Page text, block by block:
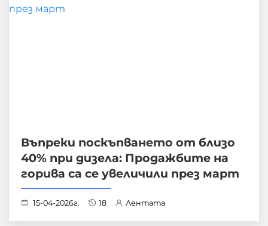
Въпреки поскъпването от близо
40% при дизела: Продажбите на
горива са се увеличили през март
15-04-2026г. 18 Лентата